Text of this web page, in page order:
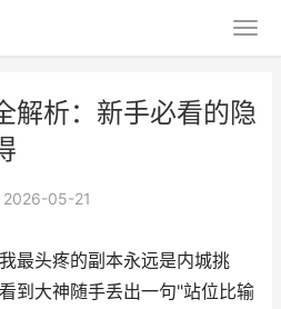
解析：新手必看的隐
2026-05-21
最头疼的副本永远是内城挑
到大神随手丢出一句"站位比输